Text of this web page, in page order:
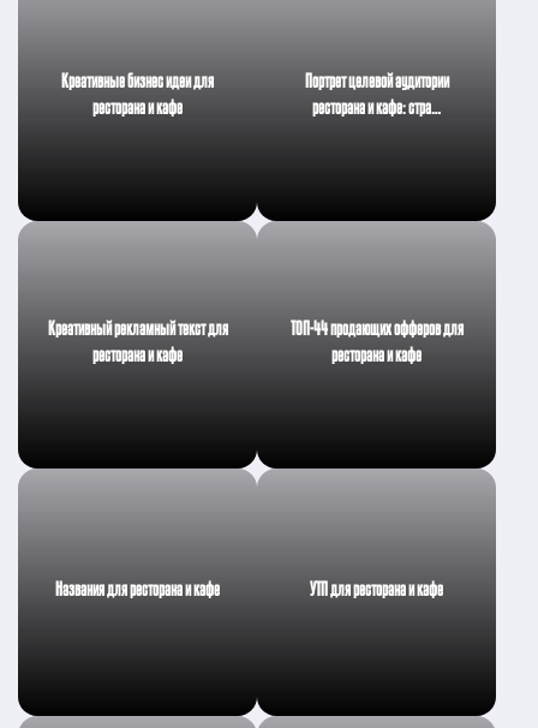
Креативные бизнес идеи для
ресторана и кафе
Портрет целевой аудитории
ресторана и кафе: стра…
Креативный рекламный текст для
ресторана и кафе
ТОП-44 продающих офферов для
ресторана и кафе
Названия для ресторана и кафе УТП для ресторана и кафе